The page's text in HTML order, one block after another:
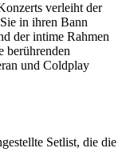
verleiht der
in ihren Bann
der intime Rahmen
berührenden
und Coldplay
Setlist, die die